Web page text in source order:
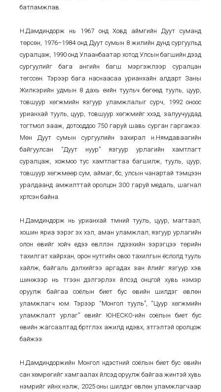
батламжлав.
Н.Дамдиндорж нь 1967 онд Ховд аймгийн Дуут суманд
төрсөн, 1976–1984 онд Дуут сумын 8 жилийн дунд сургуульд
суралцаж, 1990 онд Улаанбаатар хотод Улсын багшийн дээд
сургуулийг бага ангийн багш мэргэжлээр суралцан
төгссөн. Тэрээр бага наснаасаа урианхайн алдарт Заны
Жилкэрийн удмын 8 дахь үеийн туульч бөгөөд тууль, цуур,
товшуур хөгжмийн язгуур уламжлалыг сурч, 1992 оноос
урианхай тууль, цуур, товшуур хөгжмийг хүүхэд, залуучуудад
тогтмол зааж, дотооддоо 750 гаруй шавь сурган гаргажээ.
Мөн Дуут сумын сургуулийн захирал н.Нямдаваагийн
байгуулсан “Дуут нуур” язгуур урлагийн хамтлагт
суралцаж, хожмоо тус хамтлагтаа багшилж, тууль, цуур,
товшуур хөгжмөөр сум, аймаг, бүс, улсын чанартай тэмцээн
уралдаанд амжилттай оролцон 300 гаруй медаль, шагнал
хүртсэн байна.
Н.Дамдиндорж нь урианхай түмний тууль, цуур, магтаал,
хошин яриа зэрэг эх хэл, аман уламжлал, язгуур урлагийн
олон өвийг хойч үедээ өвлүүлэн үлдээхийн зэрэгцээ төрийн
тахилгат хайрхан, орон нутгийн овоо тахилгын ёслолд тууль
хайлж, байгаль дэлхийгээ аргадах зан үйлийг язгуур хэв
шинжээр нь түгээн дэлгэрүүлэх үйлсэд онцгой хувь нэмэр
оруулж байгаа соёлын биет бус өвийн шилдэг өвлөн
уламжлагч юм. Тэрээр “Монгол тууль”, “Цуур хөгжмийн
уламжлалт урлаг” өвийг ЮНЕСКО-ийн соёлын биет бус
өвийн жагсаалтад бүртгүүлэх ажилд идэвх, зүтгэлтэй оролцож
байжээ.
Н.Дамдиндоржийн Монгол үндэстний соёлын биет бус өвийн
сан хөмрөгийг хамгаалах үйлсэд оруулж байгаа жинтэй хувь
нэмрийг ийнхүү үнэлж, 2025 оны шилдэг өвлөн уламжлагчаар